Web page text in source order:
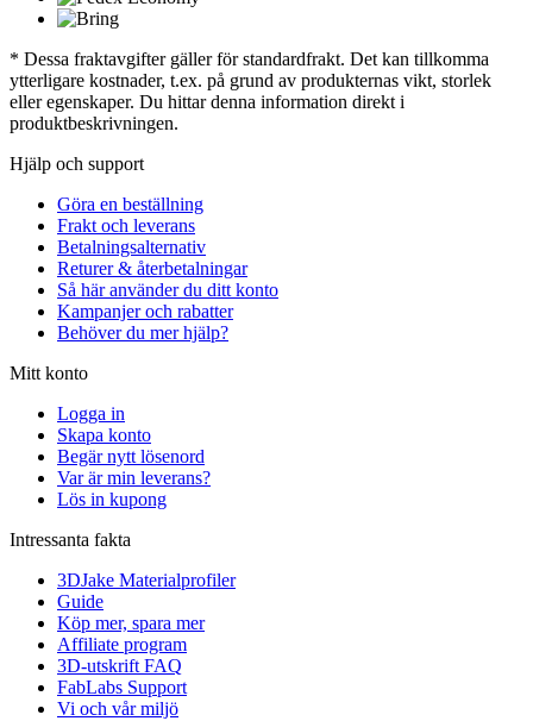
* Dessa fraktavgifter gäller för standardfrakt. Det kan tillkomma
ytterligare kostnader, t.ex. på grund av produkternas vikt, storlek
eller egenskaper. Du hittar denna information direkt i
produktbeskrivningen.
Hjälp och support
Göra en beställning
Frakt och leverans
Betalningsalternativ
Returer & återbetalningar
Så här använder du ditt konto
Kampanjer och rabatter
Behöver du mer hjälp?
Mitt konto
Logga in
Skapa konto
Begär nytt lösenord
Var är min leverans?
Lös in kupong
Intressanta fakta
3DJake Materialprofiler
Guide
Köp mer, spara mer
Affiliate program
3D-utskrift FAQ
FabLabs Support
Vi och vår miljö